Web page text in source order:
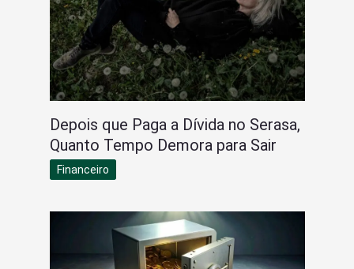
Depois que Paga a Dívida no Serasa,
Quanto Tempo Demora para Sair
Financeiro